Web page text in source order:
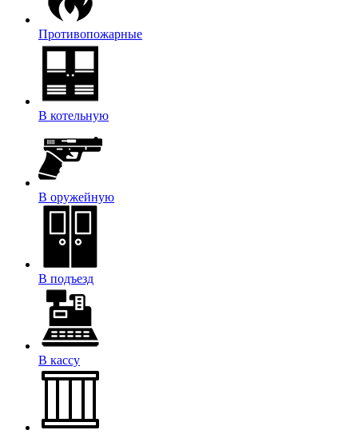
Противопожарные
В котельную
В оружейную
В подъезд
В кассу